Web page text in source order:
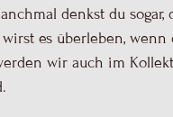
denkst du
es überleben,
wir auch im